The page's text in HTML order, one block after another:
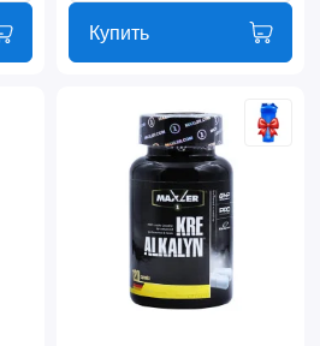
Купить